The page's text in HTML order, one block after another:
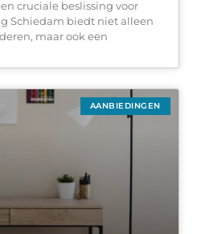
cruciale beslissing voor
Schiedam biedt niet alleen
maar ook een
AANBIEDINGEN